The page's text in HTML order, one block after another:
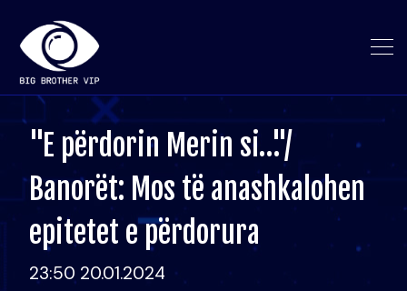
"E përdorin Merin si…"/
Banorët: Mos të anashkalohen
epitetet e përdorura
23:50 20.01.2024